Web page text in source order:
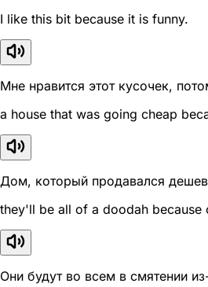
I like this bit because it is funny.
Мне нравится этот кусочек,
a house that was going cheap
Дом, который продавался
they'll be all of a doodah because
Они будут во всем в смятении